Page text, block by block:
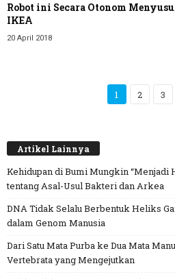
Robot ini Secara Otonom
IKEA
20 April 2018
1 2 3
Artikel Lainnya
Kehidupan di Bumi Mungkin “Menjadi
tentang Asal-Usul Bakteri dan Arkea
DNA Tidak Selalu Berbentuk Heliks
dalam Genom Manusia
Dari Satu Mata Purba ke Dua Mata
Vertebrata yang Mengejutkan